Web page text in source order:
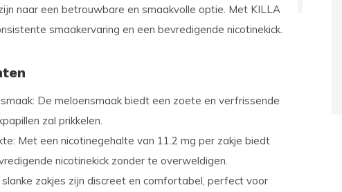
naar een betrouwbare en smaakvolle optie. Met KILLA
smaakervaring en een bevredigende nicotinekick.
De meloensmaak biedt een zoete en verfrissende
zal prikkelen.
Met een nicotinegehalte van 11.2 mg per zakje biedt
nicotinekick zonder te overweldigen.
slanke zakjes zijn discreet en comfortabel, perfect voor